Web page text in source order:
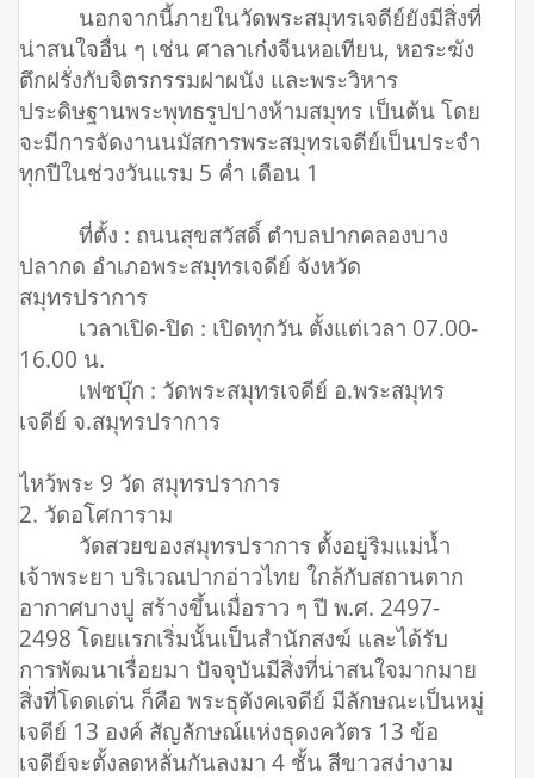
นอกจากนี้ภายในวัดพระสมุทรเจดีย์ยังมีสิ่งที่
น่าสนใจอื่น ๆ เช่น ศาลาเก๋งจีนหอเทียน, หอระฆัง
ตึกฝรั่งกับจิตรกรรมฝาผนัง และพระวิหาร
ประดิษฐานพระพุทธรูปปางห้ามสมุทร เป็นต้น โดย
จะมีการจัดงานนมัสการพระสมุทรเจดีย์เป็นประจำ
ทุกปีในช่วงวันแรม 5 ค่ำ เดือน 1
ที่ตั้ง : ถนนสุขสวัสดิ์ ตำบลปากคลองบาง
ปลากด อำเภอพระสมุทรเจดีย์ จังหวัด
สมุทรปราการ
เวลาเปิด-ปิด : เปิดทุกวัน ตั้งแต่เวลา 07.00-
16.00 น.
เฟซบุ๊ก : วัดพระสมุทรเจดีย์ อ.พระสมุทร
เจดีย์ จ.สมุทรปราการ
ไหว้พระ 9 วัด สมุทรปราการ
2. วัดอโศการาม
วัดสวยของสมุทรปราการ ตั้งอยู่ริมแม่น้ำ
เจ้าพระยา บริเวณปากอ่าวไทย ใกล้กับสถานตาก
อากาศบางปู สร้างขึ้นเมื่อราว ๆ ปี พ.ศ. 2497-
2498 โดยแรกเริ่มนั้นเป็นสำนักสงฆ์ และได้รับ
การพัฒนาเรื่อยมา ปัจจุบันมีสิ่งที่น่าสนใจมากมาย
สิ่งที่โดดเด่น ก็คือ พระธุตังคเจดีย์ มีลักษณะเป็นหมู่
เจดีย์ 13 องค์ สัญลักษณ์แห่งธุดงควัตร 13 ข้อ
เจดีย์จะตั้งลดหลั่นกันลงมา 4 ชั้น สีขาวสง่างาม